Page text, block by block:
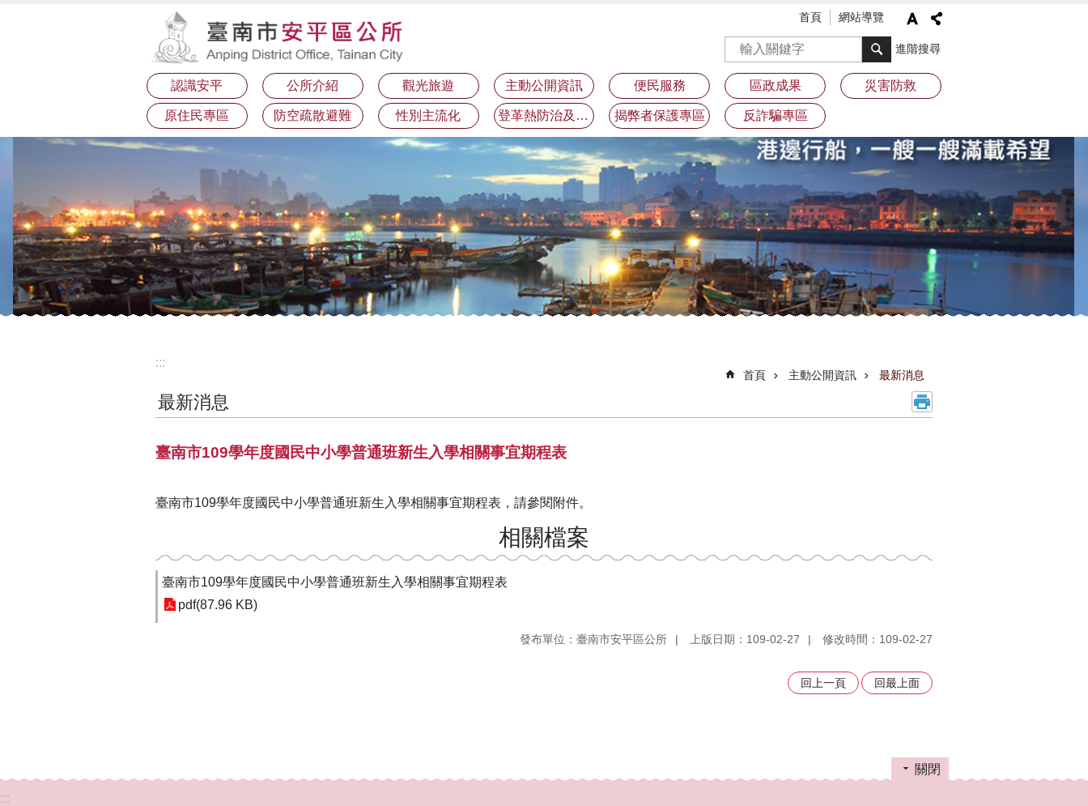
首頁 網站導覽
搜尋 進階搜尋
認識安平 公所介紹 觀光旅遊 主動公開資訊 便民服務 區政成果 災害防救
原住民專區 防空疏散避難 性別主流化 登革熱防治及預防注射疫苗接種專區 揭弊者保護專區 反詐騙專區
:::
首頁 主動公開資訊 最新消息
最新消息
臺南市109學年度國民中小學普通班新生入學相關事宜期程表
臺南市109學年度國民中小學普通班新生入學相關事宜期程表，請參閱附件。
相關檔案
臺南市109學年度國民中小學普通班新生入學相關事宜期程表
pdf(87.96 KB)
發布單位：臺南市安平區公所 上版日期：109-02-27 修改時間：109-02-27
回上一頁 回最上面
關閉
:::